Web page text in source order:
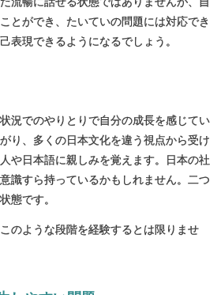
とができ、たいていの問題には対応でき
表現できるようになるでしょう。
況でのやりとりで自分の成長を感じてい
り、多くの日本文化を違う視点から受け
や日本語に親しみを覚えます。日本の社
識すら持っているかもしれません。二つ
態です。
のような段階を経験するとは限りませ